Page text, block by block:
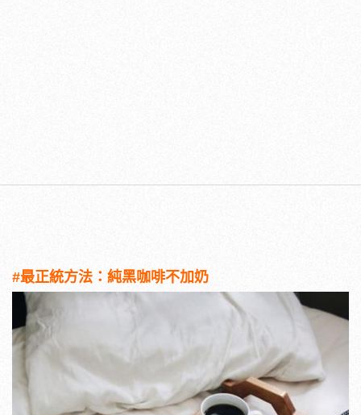
#最正統方法：純黑咖啡不加奶